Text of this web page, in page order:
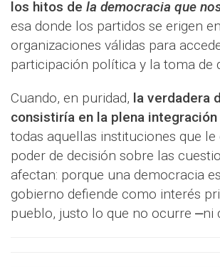
los hitos de la democracia que
esa donde los partidos se erigen
organizaciones válidas para
participación política y la toma de
Cuando, en puridad, la verdadera
consistiría en la plena
todas aquellas instituciones que le
poder de decisión sobre las
afectan: porque una democracia
gobierno defiende como interés
pueblo, justo lo que no ocurre ⎼ni